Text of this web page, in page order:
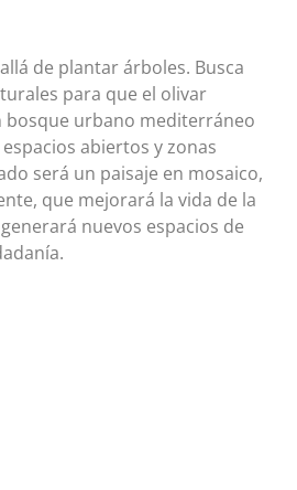
de plantar árboles. Busca
para que el olivar
bosque urbano mediterráneo
abiertos y zonas
será un paisaje en mosaico,
que mejorará la vida de la
nuevos espacios de